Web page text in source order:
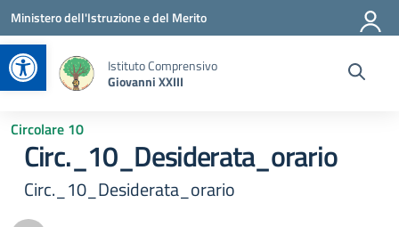
Apri la barra degli strumenti
Vai ai contenuti
Vai al menu di navigazione
Vai al footer
Ministero dell'Istruzione e del Merito
Istituto Comprensivo
Giovanni XXIII
Circolare 10
Circ._10_Desiderata_orario
Circ._10_Desiderata_orario